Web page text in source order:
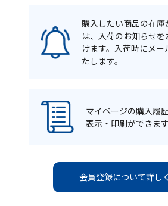
購入したい商品の在
は、入荷のお知らせ
けます。入荷時にメー
たします。
マイページの購入履
表示・印刷ができます
会員登録について詳し